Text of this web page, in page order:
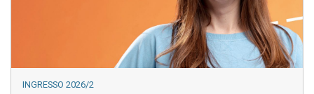
INGRESSO 2026/2